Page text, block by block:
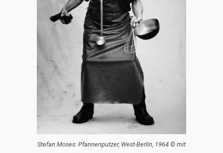
Stefan Moses: Pfannenputzer, West-Berlin, 1964 © mit